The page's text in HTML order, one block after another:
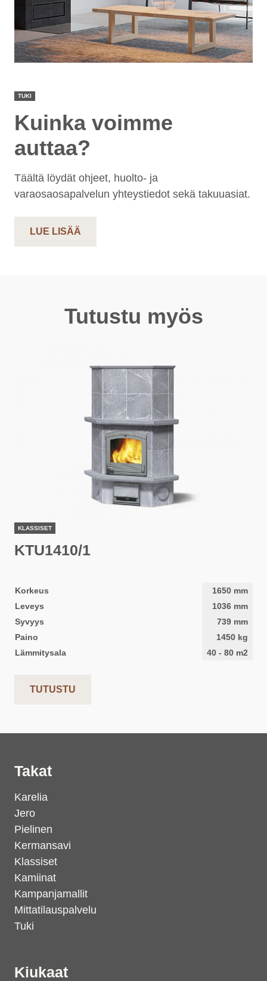
TUKI
Kuinka voimme
auttaa?
Täältä löydät ohjeet, huolto- ja
varaosaosapalvelun yhteystiedot sekä takuuasiat.
LUE LISÄÄ
Tutustu myös
KLASSISET
KTU1410/1
Korkeus 1650 mm
Leveys
1036 mm
Syvyys
739 mm
Paino
1450 kg
Lämmitysala
40 - 80 m2
TUTUSTU
Takat
Karelia
Jero
Pielinen
Kermansavi
Klassiset
Kamiinat
Kampanjamallit
Mittatilauspalvelu
Tuki
Kiukaat